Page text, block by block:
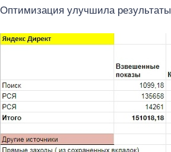
Оптимизация улучшила